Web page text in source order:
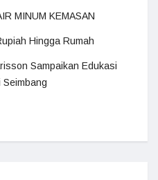
MINUM KEMASAN
Hingga Rumah
Sampaikan Edukasi